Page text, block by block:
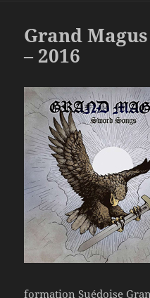
Grand
– 2016
formation Suédoise